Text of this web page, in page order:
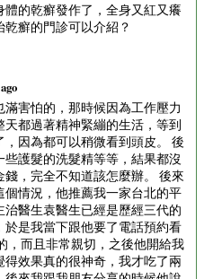
的乾癬發作了，全身又紅又癢
癬的門診可以介紹？
害怕的，那時候因為工作壓力
都過著精神緊繃的生活，等到
因為都可以稍微看到頭皮。 後
護髮的洗髮精等等，結果都沒
，完全不知道該怎麼辦。 後來
情況，他推薦我一家台北的平
醫生袁醫生已經是歷經三代的
是我當下跟他要了電話預約看
，而且非常親切，之後他開給我
效果真的很神奇，我才吃了兩